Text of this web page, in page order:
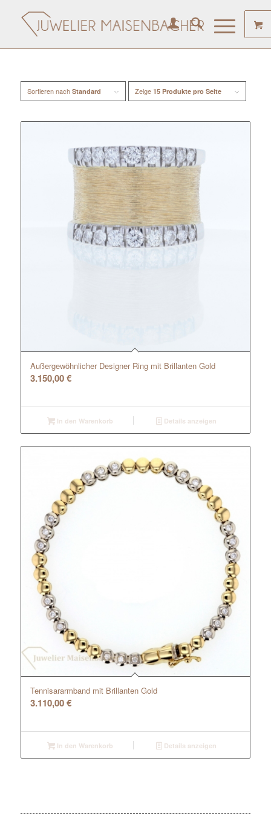
Sortieren nach Standard Zeige 15 Produkte pro Seite
Außergewöhnlicher Designer Ring mit Brillanten Gold
3.150,00€
In den Warenkorb Details anzeigen
Tennisararmband mit Brillanten Gold
3.110,00€
In den Warenkorb Details anzeigen